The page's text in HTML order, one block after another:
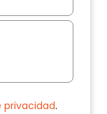
privacidad.